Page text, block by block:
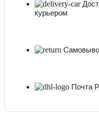
курьером
Почта